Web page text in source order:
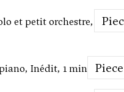
et petit orchestre,
Inédit, 1 min Piece